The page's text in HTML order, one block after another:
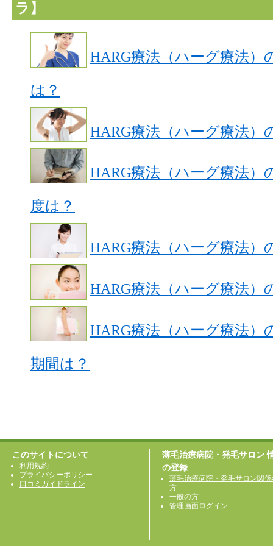
ラ】
HARG療法（ハーグ療法）
は？
HARG療法（ハーグ療法）
HARG療法（ハーグ療法）
度は？
HARG療法（ハーグ療法）
HARG療法（ハーグ療法）
HARG療法（ハーグ療法）
期間は？
このサイトについて
利用規約
プライバシーポリシー
口コミガイドライン
薄毛治療病院・発毛サロン
の登録
薄毛治療病院・発毛サロン関
方
一般の方
管理画面ログイン